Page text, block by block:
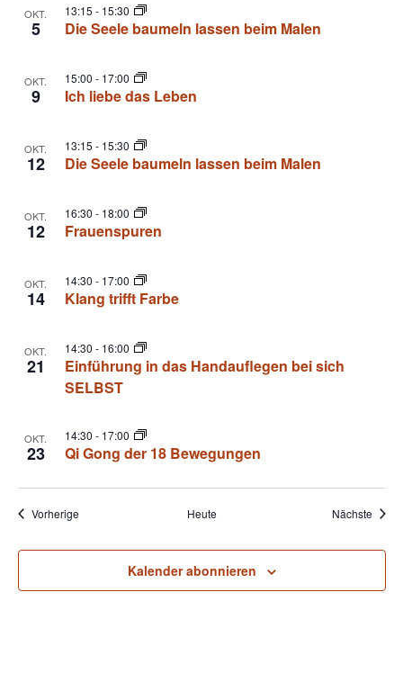
OKT.
5 Die Seele baumeln lassen beim Malen
13:15 - 15:30
OKT.
9 Ich liebe das Leben
15:00 - 17:00
OKT.
12 Die Seele baumeln lassen beim Malen
13:15 - 15:30
OKT.
12 Frauenspuren
16:30 - 18:00
OKT.
14 Klang trifft Farbe
14:30 - 17:00
OKT.
21
Einführung in das Handauflegen bei sich
SELBST
14:30 - 16:00
OKT.
23 Qi Gong der 18 Bewegungen
14:30 - 17:00
VorherigeVeranstaltungen Heute Nächste
Kalender abonnieren